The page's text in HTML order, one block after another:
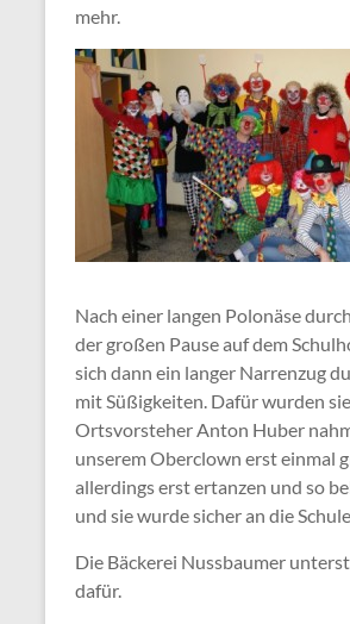
mehr.
Nach einer langen Polonäse
der großen Pause auf dem
sich dann ein langer Narrenzug
mit Süßigkeiten. Dafür wurden
Ortsvorsteher Anton Huber
unserem Oberclown erst einmal
allerdings erst ertanzen und so
und sie wurde sicher an die
Die Bäckerei Nussbaumer
dafür.